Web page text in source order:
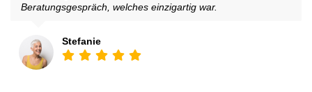
Beratungsgespräch, welches einzigartig war.
Stefanie